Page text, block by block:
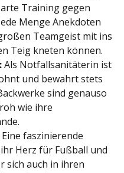
Training gegen
Menge Anekdoten
Teamgeist mit ins
Teig kneten können.
Als Notfallsanitäterin ist
und bewahrt stets
sind genauso
wie ihre
Eine faszinierende
Herz für Fußball und
sich auch in ihren